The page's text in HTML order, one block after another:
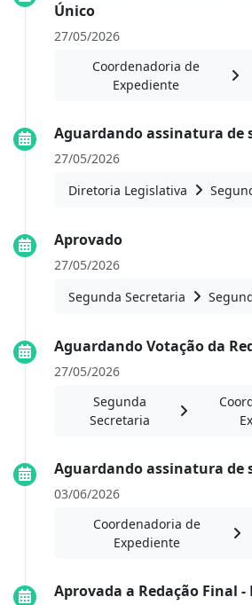
Único
27/05/2026
Coordenadoria de
Expediente
Aguardando assinatura de
27/05/2026
Diretoria Legislativa
Aprovado
27/05/2026
Segunda Secretaria
Aguardando Votação da
27/05/2026
Segunda
Secretaria
Aguardando assinatura de
03/06/2026
Coordenadoria de
Expediente
Aprovada a Redação Final -